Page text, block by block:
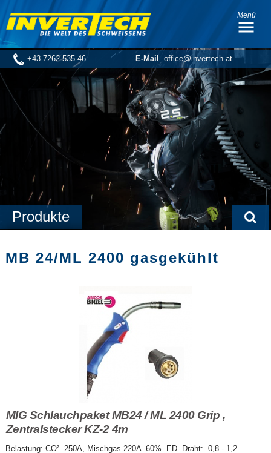
+43 7262 535 46 E-Mail office@invertech.at
Menü
Produkte
MB 24/ML 2400 gasgekühlt
MIG Schlauchpaket MB24 / ML 2400 Grip ,
Zentralstecker KZ-2 4m
Belastung: CO² 250A, Mischgas 220A 60% ED Draht: 0,8 - 1,2